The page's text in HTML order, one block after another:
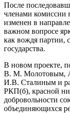
После
членами комиссии
изменен в
важном вопросе
как вождя партии,
государства.
В новом проекте,
В. М. Молотовым,
И.В. Сталиным и
РКП(б), красной
добровольности
объединяющихся